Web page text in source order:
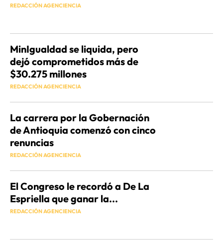
REDACCIÓN AGENCIENCIA
MinIgualdad se liquida, pero
dejó comprometidos más de
$30.275 millones
REDACCIÓN AGENCIENCIA
La carrera por la Gobernación
de Antioquia comenzó con cinco
renuncias
REDACCIÓN AGENCIENCIA
El Congreso le recordó a De La
Espriella que ganar la...
REDACCIÓN AGENCIENCIA